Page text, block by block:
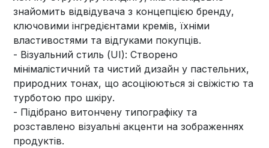
знайомить відвідувача з концепцією бренду,
ключовими інгредієнтами кремів, їхніми
властивостями та відгуками покупців.
- Візуальний стиль (UI): Створено
мінімалістичний та чистий дизайн у пастельних,
природних тонах, що асоціюються зі свіжістю та
турботою про шкіру.
- Підібрано витончену типографіку та
розставлено візуальні акценти на зображеннях
продуктів.